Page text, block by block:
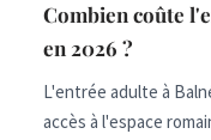
Combien coûte
en 2026 ?
L'entrée adulte à
accès à l'espace